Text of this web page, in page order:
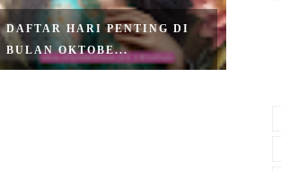
DAFTAR HARI PENTING DI
BULAN OKTOBE...